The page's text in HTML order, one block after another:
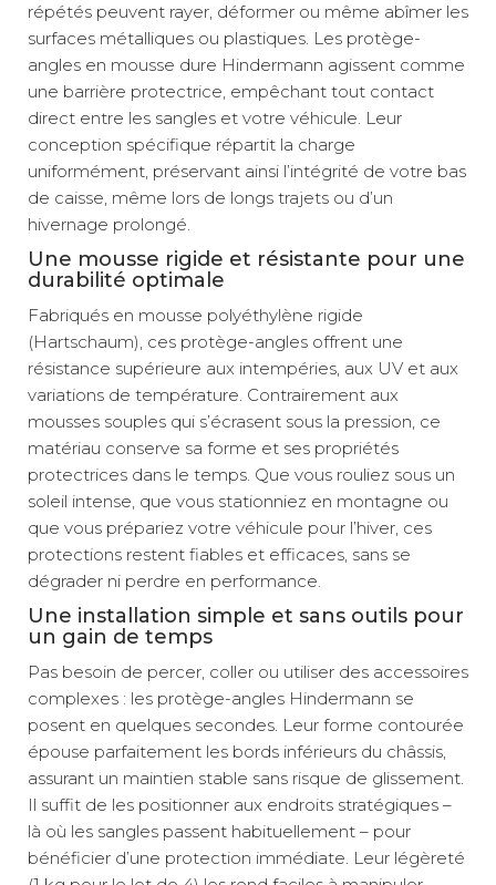
répétés peuvent rayer, déformer ou même abîmer les
surfaces métalliques ou plastiques. Les protège-
angles en mousse dure Hindermann agissent comme
une barrière protectrice, empêchant tout contact
direct entre les sangles et votre véhicule. Leur
conception spécifique répartit la charge
uniformément, préservant ainsi l’intégrité de votre bas
de caisse, même lors de longs trajets ou d’un
hivernage prolongé.
Une mousse rigide et résistante pour une
durabilité optimale
Fabriqués en mousse polyéthylène rigide
(Hartschaum), ces protège-angles offrent une
résistance supérieure aux intempéries, aux UV et aux
variations de température. Contrairement aux
mousses souples qui s’écrasent sous la pression, ce
matériau conserve sa forme et ses propriétés
protectrices dans le temps. Que vous rouliez sous un
soleil intense, que vous stationniez en montagne ou
que vous prépariez votre véhicule pour l’hiver, ces
protections restent fiables et efficaces, sans se
dégrader ni perdre en performance.
Une installation simple et sans outils pour
un gain de temps
Pas besoin de percer, coller ou utiliser des accessoires
complexes : les protège-angles Hindermann se
posent en quelques secondes. Leur forme contourée
épouse parfaitement les bords inférieurs du châssis,
assurant un maintien stable sans risque de glissement.
Il suffit de les positionner aux endroits stratégiques –
là où les sangles passent habituellement – pour
bénéficier d’une protection immédiate. Leur légèreté